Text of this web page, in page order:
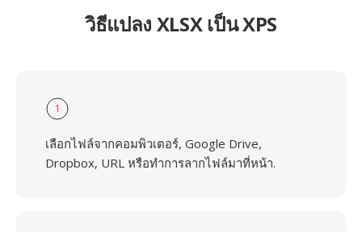
วิธีแปลง XLSX เป็น XPS
1
เลือกไฟล์จากคอมพิวเตอร์, Google Drive,
Dropbox, URL หรือทำการลากไฟล์มาที่หน้า.